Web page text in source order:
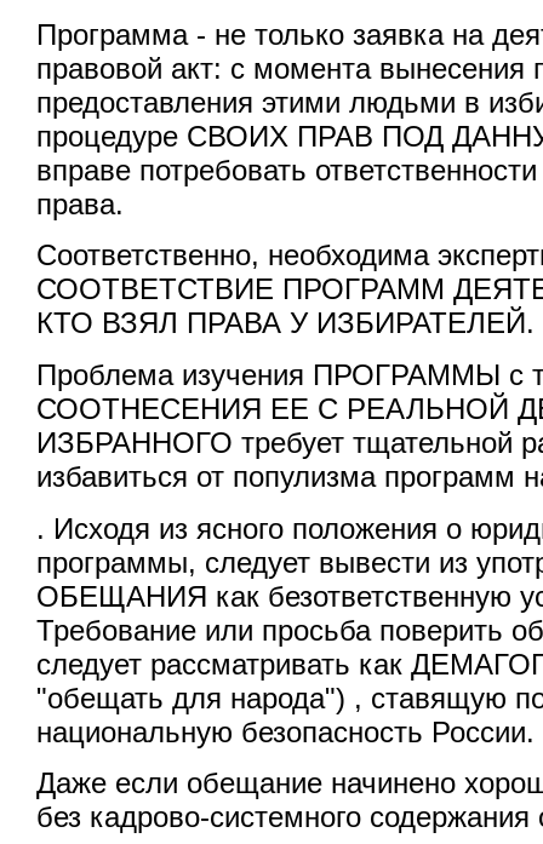
Программа - не только заявка на
правовой акт: с момента
предоставления этими людьми в
процедуре СВОИХ ПРАВ ПОД
вправе потребовать
права.
Соответственно, необходима
СООТВЕТСТВИЕ ПРОГРАММ
КТО ВЗЯЛ ПРАВА У ИЗБИРАТЕЛЕЙ.
Проблема изучения ПРОГРАММЫ с
СООТНЕСЕНИЯ ЕЕ С РЕАЛЬНОЙ
ИЗБРАННОГО требует тщательной
избавиться от популизма программ
. Исходя из ясного положения о
программы, следует вывести из
ОБЕЩАНИЯ как безответственную
Требование или просьба поверить
следует рассматривать как
"обещать для народа") , ставящую
национальную безопасность России.
Даже если обещание начинено
без кадрово-системного